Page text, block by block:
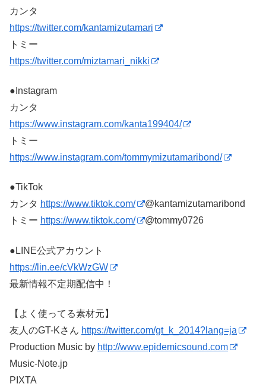
カンタ
https://twitter.com/kantamizutamari
トミー
https://twitter.com/miztamari_nikki
●Instagram
カンタ
https://www.instagram.com/kanta199404/
トミー
https://www.instagram.com/tommymizutamaribond/
●TikTok
カンタ ​ https://www.tiktok.com/
@kantamizutamaribond
トミー https://www.tiktok.com/ @tommy0726
●LINE公式アカウント
https://lin.ee/cVkWzGW
最新情報不定期配信中！
【よく使ってる素材元】
友人のGT-Kさん https://twitter.com/gt_k_2014?lang=ja
Production Music by http://www.epidemicsound.com
Music-Note.jp
PIXTA